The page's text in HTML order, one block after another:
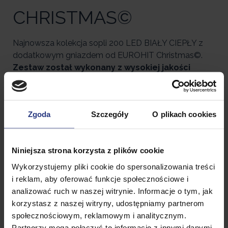
Zgoda Szczegóły O plikach cookies
Niniejsza strona korzysta z plików cookie
Wykorzystujemy pliki cookie do spersonalizowania treści
i reklam, aby oferować funkcje społecznościowe i
analizować ruch w naszej witrynie. Informacje o tym, jak
korzystasz z naszej witryny, udostępniamy partnerom
społecznościowym, reklamowym i analitycznym.
CHRISTMAS©
Najnowsza kolekcja sopli 200 LED BIAŁY CIEPŁY z
dodatkowym gniazdem od EUROHIT Christmas©.
Zestaw został wykonany z wysokiej jakości
przewodów odpornych na warunki
atmosferyczne !
Zadbaj o świąteczny nastrój w swoim domu
wieczór będzie pełny blasku w wymarzonych
FUNKCJA FLASH– jest to zdecydowanie największa
zaleta tego produktu. Świetnie sprawdzi się do
wszelkiego rodzaju aranżacji. Oprócz stałego
oświetlania posiada również pojedyncze mieniące się